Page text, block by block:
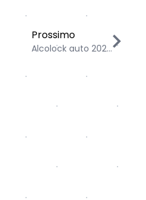
agli incentivi per chi
Alcolock auto 2025:
Prossimo
Alcolock auto 202...